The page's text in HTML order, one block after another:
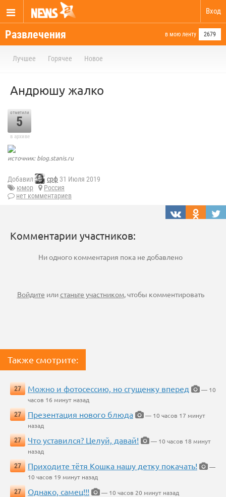
Вход
Развлечения в мою ленту 2679
Лучшее Горячее Новое
Андрюшу жалко
отметили
5
в архиве
источник: blog.stanis.ru
Добавил срф 31 Июля 2019
юмор
Россия
нет комментариев
Комментарии участников:
Ни одного комментария пока не добавлено
Войдите илистаньте участником, чтобы комментировать
Также смотрите:
27 Можно и фотосессию, но сгущенку вперед
— 10
часов 16 минут назад
27
Презентация нового блюда
— 10 часов 17 минут
назад
27
Что уставился? Целуй, давай!
— 10 часов 18 минут
назад
27
Приходите тётя Кошка нашу детку покачать!
—
10 часов 19 минут назад
27
Однако, самец!!!
— 10 часов 20 минут назад